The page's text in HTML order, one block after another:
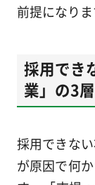
前提になりま
採用でき
業」の3
採用できな
が原因で何